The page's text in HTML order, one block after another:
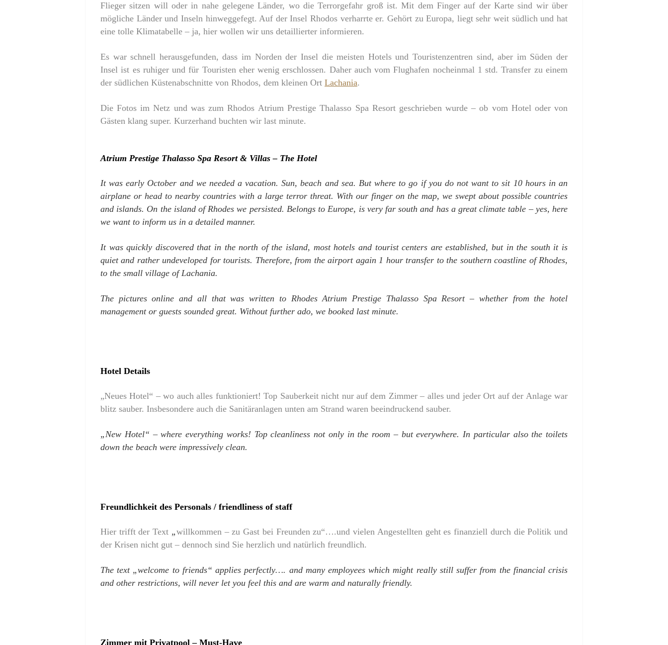
Flieger sitzen will oder in nahe gelegene Länder, wo die Terrorgefahr groß ist. Mit dem Finger auf der Karte sind wir über
mögliche Länder und Inseln hinweggefegt. Auf der Insel Rhodos verharrte er. Gehört zu Europa, liegt sehr weit südlich und hat
eine tolle Klimatabelle – ja, hier wollen wir uns detaillierter informieren.
Es war schnell herausgefunden, dass im Norden der Insel die meisten Hotels und Touristenzentren sind, aber im Süden der
Insel ist es ruhiger und für Touristen eher wenig erschlossen. Daher auch vom Flughafen nocheinmal 1 std. Transfer zu einem
der südlichen Küstenabschnitte von Rhodos, dem kleinen Ort Lachania.
Die Fotos im Netz und was zum Rhodos Atrium Prestige Thalasso Spa Resort geschrieben wurde – ob vom Hotel oder von
Gästen klang super. Kurzerhand buchten wir last minute.
Atrium Prestige Thalasso Spa Resort & Villas – The Hotel
It was early October and we needed a vacation. Sun, beach and sea. But where to go if you do not want to sit 10 hours in an
airplane or head to nearby countries with a large terror threat. With our finger on the map, we swept about possible countries
and islands. On the island of Rhodes we persisted. Belongs to Europe, is very far south and has a great climate table – yes, here
we want to inform us in a detailed manner.
It was quickly discovered that in the north of the island, most hotels and tourist centers are established, but in the south it is
quiet and rather undeveloped for tourists. Therefore, from the airport again 1 hour transfer to the southern coastline of Rhodes,
to the small village of Lachania.
The pictures online and all that was written to Rhodes Atrium Prestige Thalasso Spa Resort – whether from the hotel
management or guests sounded great. Without further ado, we booked last minute.
Hotel Details
„Neues Hotel“ – wo auch alles funktioniert! Top Sauberkeit nicht nur auf dem Zimmer – alles und jeder Ort auf der Anlage war
blitz sauber. Insbesondere auch die Sanitäranlagen unten am Strand waren beeindruckend sauber.
„New Hotel“ – where everything works! Top cleanliness not only in the room – but everywhere. In particular also the toilets
down the beach were impressively clean.
Freundlichkeit des Personals / friendliness of staff
Hier trifft der Text „willkommen – zu Gast bei Freunden zu“….und vielen Angestellten geht es finanziell durch die Politik und
der Krisen nicht gut – dennoch sind Sie herzlich und natürlich freundlich.
The text „welcome to friends“ applies perfectly…. and many employees which might really still suffer from the financial crisis
and other restrictions, will never let you feel this and are warm and naturally friendly.
Zimmer mit Privatpool – Must-Have